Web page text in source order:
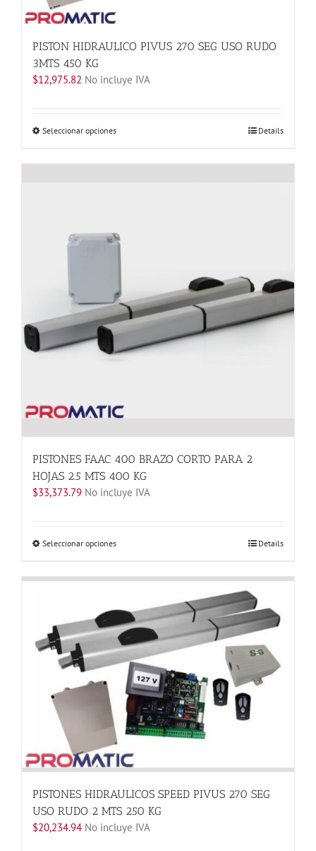
producto
PISTON HIDRAULICO PIVUS 270 SEG USO RUDO
3MTS 450 KG
$12,975.82 No incluye IVA
Seleccionar opcionesEste
tiene
se
la
página
de
producto
Details
PISTONES FAAC 400 BRAZO CORTO PARA 2
HOJAS 2.5 MTS 400 KG
$33,373.79 No incluye IVA
Seleccionar opcionesEste
tiene
variantes.
Las
opciones
se
pueden
elegir
en
página
de
producto
Details
PISTONES HIDRAULICOS SPEED PIVUS 270 SEG
USO RUDO 2 MTS 250 KG
$20,234.94 No incluye IVA